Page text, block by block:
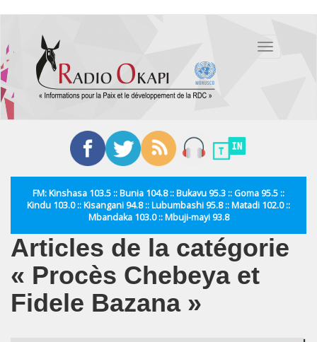
contenu
principal
Toggle
FM: Kinshasa 103.5 :: Bunia 104.8 :: Bukavu 95.3 :: Goma 95.5 ::
Kindu 103.0 :: Kisangani 94.8 :: Lubumbashi 95.8 :: Matadi 102.0 ::
Mbandaka 103.0 :: Mbuji-mayi 93.8
Articles de la catégorie
« Procès Chebeya et
Fidele Bazana »